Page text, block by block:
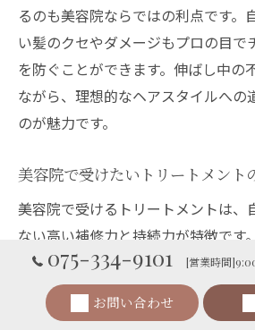
るのも美容院ならではの利点です。
い髪のクセやダメージもプロの目で
を防ぐことができます。伸ばし中の
ながら、理想的なヘアスタイルへの
のが魅力です。
美容院で受けたいトリートメント
美容院で受けるトリートメントは、
ない高い補修力と持続力が特徴です
する成分がダメージを集中的に補修
えてくれます。特にカラーやパーマ
すいため、サロンでのトリートメン
075-334-9101 [営業時間
お問い合わせ